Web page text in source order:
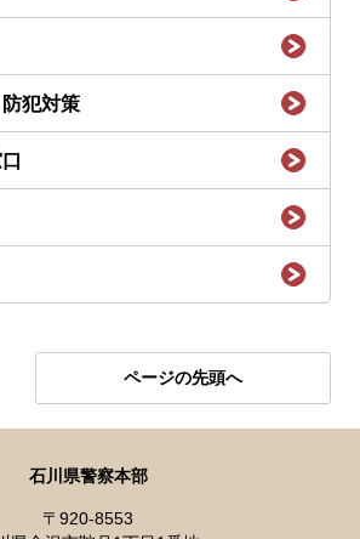
犯対策
ページの先頭へ
石川県警察本部
〒920-8553